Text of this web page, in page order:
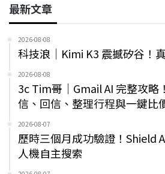
最新文章
2026-08-08
科技浪｜Kimi K3 震撼矽谷！
2026-08-08
3c Tim哥｜Gmail AI 完整攻略
信、回信、整理行程與一鍵比
2026-08-07
歷時三個月成功驗證！Shield
人機自主搜索